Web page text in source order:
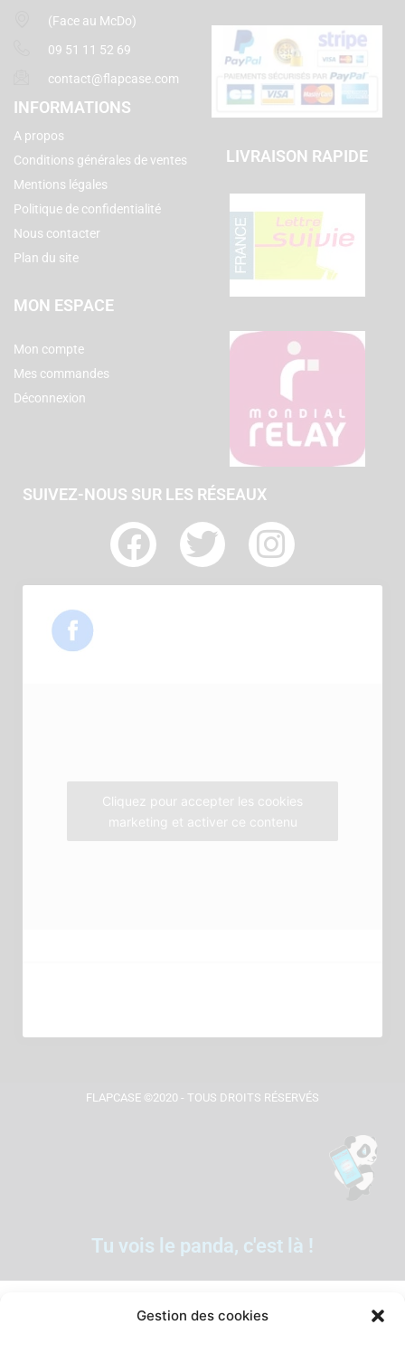
Gestion des cookies
(Face au McDo)
09 51 11 52 69
contact@flapcase.com
INFORMATIONS
A propos
Conditions générales de ventes
Mentions légales
Politique de confidentialité
Nous contacter
Plan du site
MON ESPACE
Mon compte
Mes commandes
Déconnexion
LIVRAISON RAPIDE
SUIVEZ-NOUS SUR LES RÉSEAUX
F
a
T
w
I
n
m
Cliquez pour accepter les cookies
marketing et activer ce contenu
FLAPCASE ©2020 - TOUS DROITS RÉSERVÉS
Tu vois le panda, c'est là !